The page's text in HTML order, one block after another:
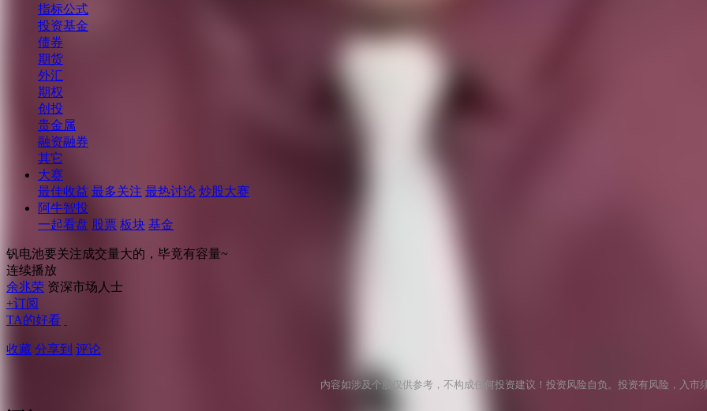
指标公式
投资基金
债券
期货
外汇
期权
创投
贵金属
融资融券
其它
大赛
最佳收益 最多关注 最热讨论 炒股大赛
阿牛智投
一起看盘 股票 板块 基金
钒电池要关注成交量大的，毕竟有容量~
连续播放
余兆荣 资深市场人士
+订阅
TA的好看
收藏 分享到 评论
内容如涉及个股仅供参考，不构成任何投资建议！投资风险自负。投资有风险，入市